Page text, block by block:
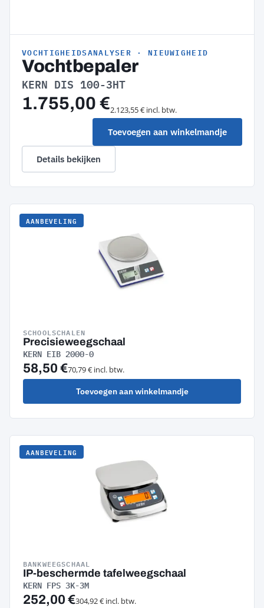
VOCHTIGHEIDSANALYSER · NIEUWIGHEID
Vochtbepaler
KERN DIS 100-3HT
1.755,00 €2.123,55 € incl. btw.
Toevoegen aan winkelmandje
Details bekijken
AANBEVELING
SCHOOLSCHALEN
Precisieweegschaal
KERN EIB 2000-0
58,50 €70,79 € incl. btw.
Toevoegen aan winkelmandje
AANBEVELING
BANKWEEGSCHAAL
IP-beschermde tafelweegschaal
KERN FPS 3K-3M
252,00 €304,92 € incl. btw.